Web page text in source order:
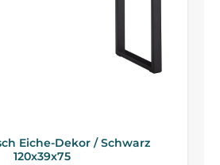
Eiche-Dekor / Schwarz
120x39x75